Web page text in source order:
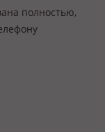
полностью,